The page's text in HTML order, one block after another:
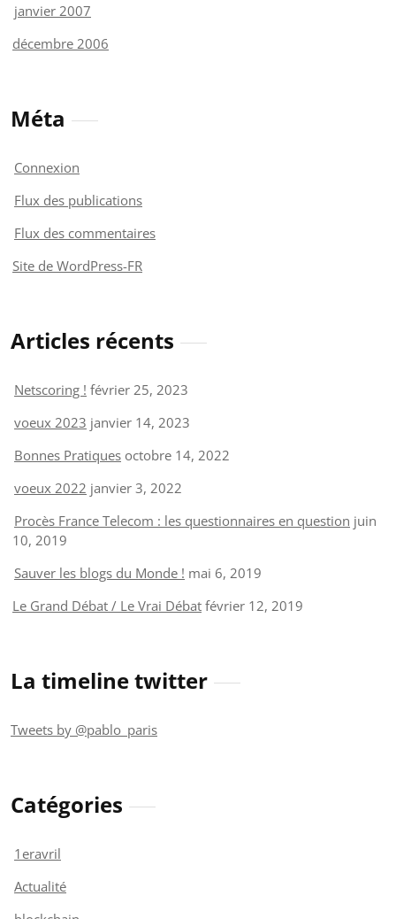
janvier 2007
décembre 2006
Méta
Connexion
Flux des publications
Flux des commentaires
Site de WordPress-FR
Articles récents
Netscoring ! février 25, 2023
voeux 2023 janvier 14, 2023
Bonnes Pratiques octobre 14, 2022
voeux 2022 janvier 3, 2022
Procès France Telecom : les questionnaires en question juin
10, 2019
Sauver les blogs du Monde ! mai 6, 2019
Le Grand Débat / Le Vrai Débat février 12, 2019
La timeline twitter
Tweets by @pablo_paris
Catégories
1eravril
Actualité